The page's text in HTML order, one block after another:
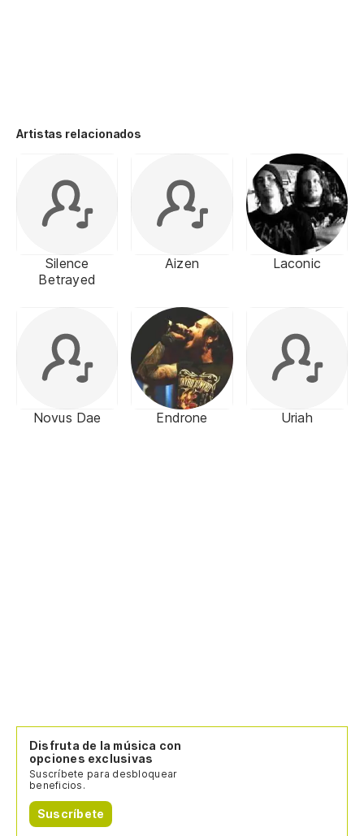
Artistas relacionados
Silence
Betrayed
Aizen Laconic
Novus Dae Endrone Uriah
Disfruta de la música con
opciones exclusivas
Suscríbete para desbloquear
beneficios.
Suscríbete